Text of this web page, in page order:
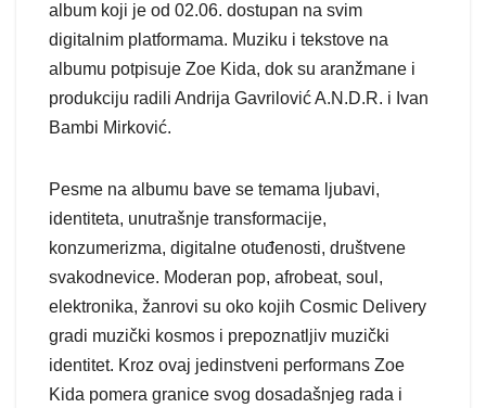
album koji je od 02.06. dostupan na svim
digitalnim platformama. Muziku i tekstove na
albumu potpisuje Zoe Kida, dok su aranžmane i
produkciju radili Andrija Gavrilović A.N.D.R. i Ivan
Bambi Mirković.
Pesme na albumu bave se temama ljubavi,
identiteta, unutrašnje transformacije,
konzumerizma, digitalne otuđenosti, društvene
svakodnevice. Moderan pop, afrobeat, soul,
elektronika, žanrovi su oko kojih Cosmic Delivery
gradi muzički kosmos i prepoznatljiv muzički
identitet. Kroz ovaj jedinstveni performans Zoe
Kida pomera granice svog dosadašnjeg rada i